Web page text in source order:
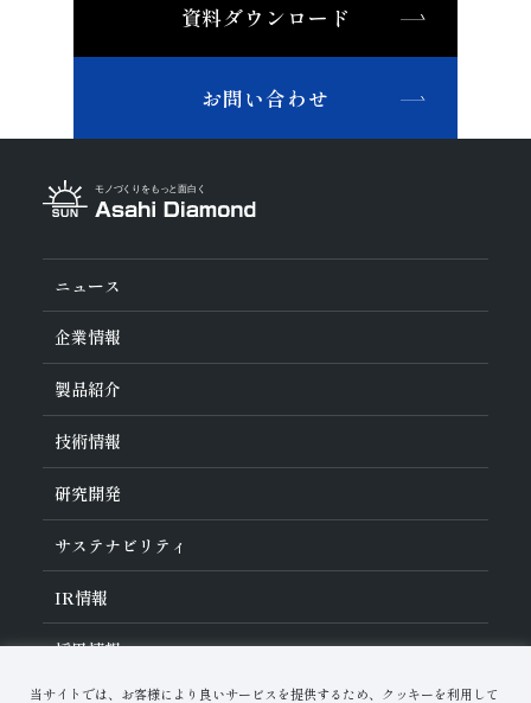
当サイトでは、お客様により良いサービスを提供するため、クッキーを利用して
資料ダウンロード
お問い合わせ
ニュース
企業情報
旭ダイヤについて
ダイヤの輪
ご挨拶
会社概要
沿革
役員紹介
事業紹介
活動拠点
製品紹介
業種から探す
工具の種類から探す
加工方法から探す
ワークから探す
技術情報
ダイヤモンド工具・
教えて！研削工具
ご使⽤上の注意
各製品の安全な取扱いについて
トラブルシューティング
研究開発
研究開発について
対外発表一覧
イノベーションストーリー
サステナビリティ
サステナビリティポリシー
コーポレート・ガバナンス
マテリアリティ
リスクマネジメント（BCM）
環境への取り組み
IR情報
IR資料室
採用情報
資料ダウンロード